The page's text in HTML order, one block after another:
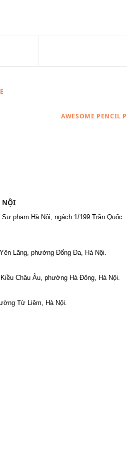
AWESOME PENCIL
NỘI
phạm Hà Nội, ngách 1/199 Trần Quốc
Lãng, phường Đống Đa, Hà Nội.
Châu Âu, phường Hà Đông, Hà Nội.
Từ Liêm, Hà Nội.